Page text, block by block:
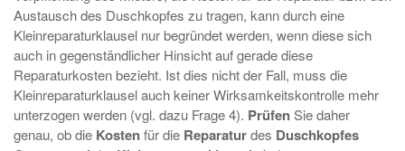
Austausch des Duschkopfes zu tragen, kann durch eine
Kleinreparaturklausel nur begründet werden, wenn diese sich
auch in gegenständlicher Hinsicht auf gerade diese
Reparaturkosten bezieht. Ist dies nicht der Fall, muss die
Kleinreparaturklausel auch keiner Wirksamkeitskontrolle mehr
unterzogen werden (vgl. dazu Frage 4). PrüfenSie daher
genau, ob die Kostenfür die Reparaturdes Duschkopfes